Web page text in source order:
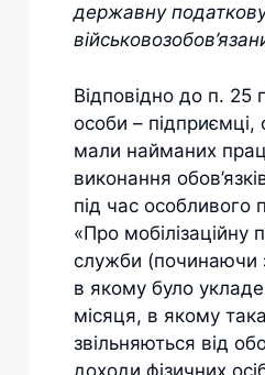
державну
Відповідно до п. 25
особи – підприємці,
мали найманих
виконання
під час особливого
«Про мобілізаційну
служби (починаючи
в якому було
місяця, в якому
звільняються від
доходи фізичних